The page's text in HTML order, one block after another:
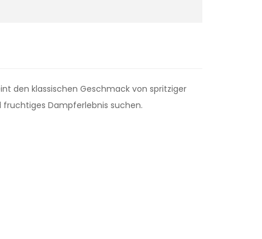
den klassischen Geschmack von spritziger
Dampferlebnis suchen.